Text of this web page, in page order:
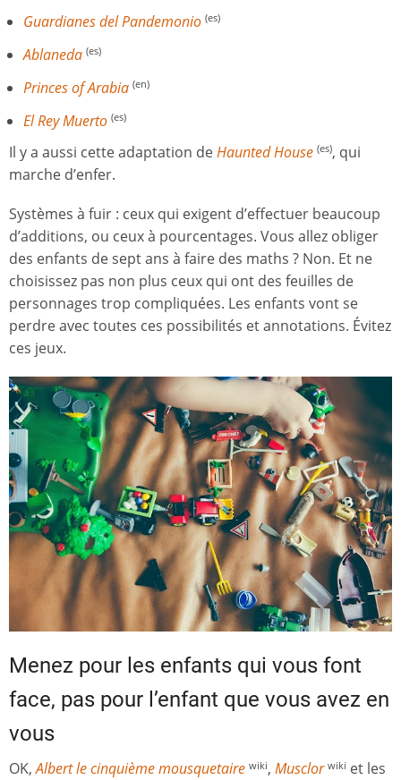
Guardianes del Pandemonio (es)
Ablaneda (es)
Princes of Arabia (en)
El Rey Muerto (es)
Il y a aussi cette adaptation deHaunted House (es), qui
marche d’enfer.
Systèmes à fuir : ceux qui exigent d’effectuer beaucoup
d’additions, ou ceux à pourcentages. Vous allez obliger
des enfants de sept ans à faire des maths ? Non. Et ne
choisissez pas non plus ceux qui ont des feuilles de
personnages trop compliquées. Les enfants vont se
perdre avec toutes ces possibilités et annotations. Évitez
ces jeux.
Menez pour les enfants qui vous font
face, pas pour l’enfant que vous avez en
vous
OK,Albert le cinquième mousquetaire wiki, Musclor wiki et les